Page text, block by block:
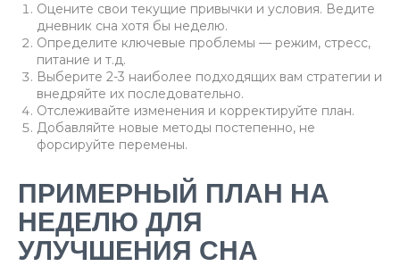
Оцените свои текущие привычки и условия. Ведите
дневник сна хотя бы неделю.
Определите ключевые проблемы — режим, стресс,
питание и т.д.
Выберите 2-3 наиболее подходящих вам стратегии и
внедряйте их последовательно.
Отслеживайте изменения и корректируйте план.
Добавляйте новые методы постепенно, не
форсируйте перемены.
ПРИМЕРНЫЙ ПЛАН НА
НЕДЕЛЮ ДЛЯ
УЛУЧШЕНИЯ СНА